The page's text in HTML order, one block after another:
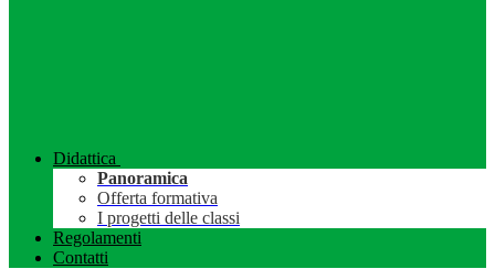
Didattica
Panoramica
Offerta formativa
I progetti delle classi
Regolamenti
Contatti